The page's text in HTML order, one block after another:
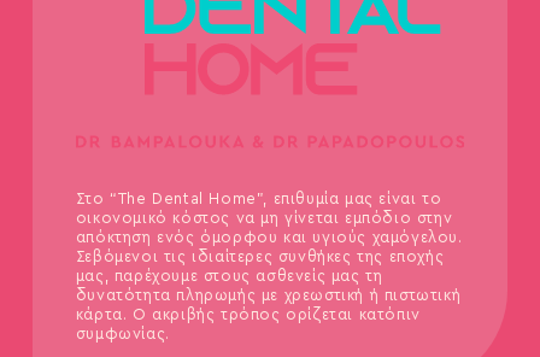
Στο “The Dental Home”, επιθυμία μας είναι το
οικονομικό κόστος να μη γίνεται εμπόδιο στην
απόκτηση ενός όμορφου και υγιούς χαμόγελου.
Σεβόμενοι τις ιδιαίτερες συνθήκες της εποχής
μας, παρέχουμε στους ασθενείς μας τη
δυνατότητα πληρωμής με χρεωστική ή πιστωτική
κάρτα. Ο ακριβής τρόπος ορίζεται κατόπιν
συμφωνίας.